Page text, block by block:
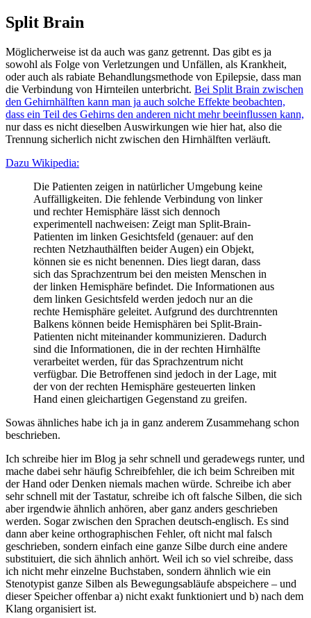
Split Brain
Möglicherweise ist da auch was ganz getrennt. Das gibt es ja
sowohl als Folge von Verletzungen und Unfällen, als Krankheit,
oder auch als rabiate Behandlungsmethode von Epilepsie, dass man
die Verbindung von Hirnteilen unterbricht. Bei Split Brain zwischen
den Gehirnhälften kann man ja auch solche Effekte beobachten,
dass ein Teil des Gehirns den anderen nicht mehr beeinflussen kann,
nur dass es nicht dieselben Auswirkungen wie hier hat, also die
Trennung sicherlich nicht zwischen den Hirnhälften verläuft.
Dazu Wikipedia:
Die Patienten zeigen in natürlicher Umgebung keine
Auffälligkeiten. Die fehlende Verbindung von linker
und rechter Hemisphäre lässt sich dennoch
experimentell nachweisen: Zeigt man Split-Brain-
Patienten im linken Gesichtsfeld (genauer: auf den
rechten Netzhauthälften beider Augen) ein Objekt,
können sie es nicht benennen. Dies liegt daran, dass
sich das Sprachzentrum bei den meisten Menschen in
der linken Hemisphäre befindet. Die Informationen aus
dem linken Gesichtsfeld werden jedoch nur an die
rechte Hemisphäre geleitet. Aufgrund des durchtrennten
Balkens können beide Hemisphären bei Split-Brain-
Patienten nicht miteinander kommunizieren. Dadurch
sind die Informationen, die in der rechten Hirnhälfte
verarbeitet werden, für das Sprachzentrum nicht
verfügbar. Die Betroffenen sind jedoch in der Lage, mit
der von der rechten Hemisphäre gesteuerten linken
Hand einen gleichartigen Gegenstand zu greifen.
Sowas ähnliches habe ich ja in ganz anderem Zusammehang schon
beschrieben.
Ich schreibe hier im Blog ja sehr schnell und geradewegs runter, und
mache dabei sehr häufig Schreibfehler, die ich beim Schreiben mit
der Hand oder Denken niemals machen würde. Schreibe ich aber
sehr schnell mit der Tastatur, schreibe ich oft falsche Silben, die sich
aber irgendwie ähnlich anhören, aber ganz anders geschrieben
werden. Sogar zwischen den Sprachen deutsch-englisch. Es sind
dann aber keine orthographischen Fehler, oft nicht mal falsch
geschrieben, sondern einfach eine ganze Silbe durch eine andere
substituiert, die sich ähnlich anhört. Weil ich so viel schreibe, dass
ich nicht mehr einzelne Buchstaben, sondern ähnlich wie ein
Stenotypist ganze Silben als Bewegungsabläufe abspeichere – und
dieser Speicher offenbar a) nicht exakt funktioniert und b) nach dem
Klang organisiert ist.